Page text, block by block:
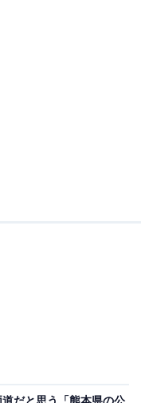
ルで6連覇を達成
から」（30代男性
強いからです」
張る人が多いと思